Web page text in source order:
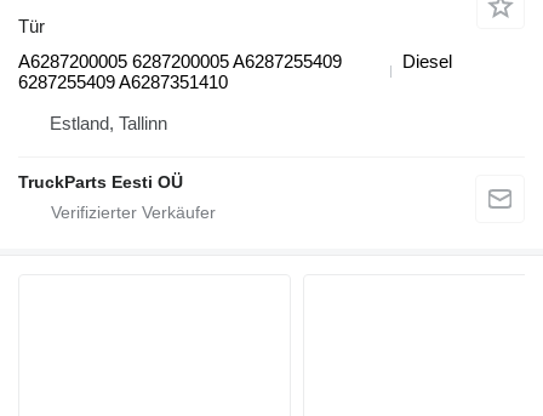
Tür
A6287200005 6287200005 A6287255409
6287255409 A6287351410
Diesel
Estland, Tallinn
TruckParts Eesti OÜ